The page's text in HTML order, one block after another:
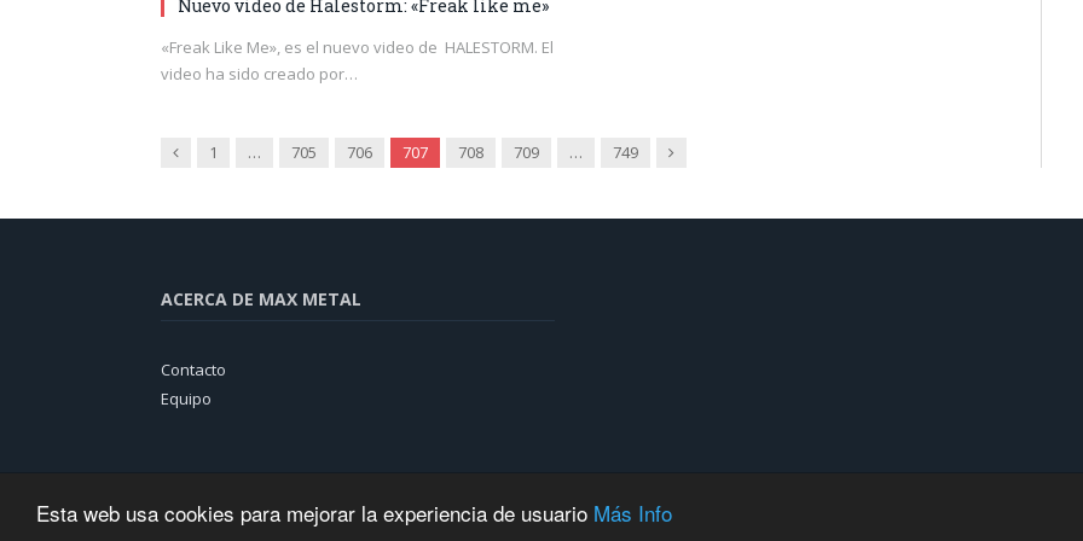
Esta web usa cookies para mejorar la experiencia de usuario Más Info
Nuevo video de Halestorm: «Freak like me»
«Freak Like Me», es el nuevo video de HALESTORM. El
video ha sido creado por…
Anterior
1 … 705 706 707 708 709 … 749 Siguiente
ACERCA DE MAX METAL
Contacto
Equipo